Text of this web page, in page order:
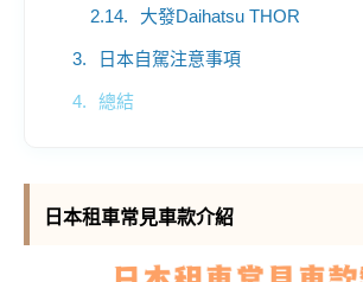
大發Daihatsu THOR
日本自駕注意事項
總結
日本租車常見車款介紹